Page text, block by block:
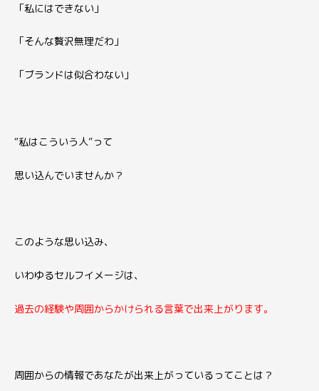
「私にはできない」
「そんな贅沢無理だわ」
「ブランドは似合わない」
“私はこういう人”って
思い込んでいませんか？
このような思い込み、
いわゆるセルフイメージは、
過去の経験や周囲からかけられる言葉で出来上がります。
周囲からの情報であなたが出来上がっているってことは？